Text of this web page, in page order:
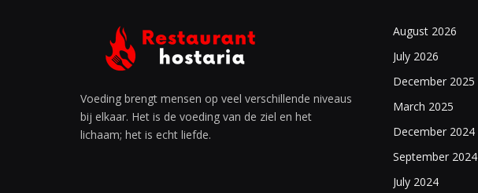
Voeding brengt mensen op veel verschillende niveaus
bij elkaar. Het is de voeding van de ziel en het
lichaam; het is echt liefde.
August 2026
July 2026
December 2025
March 2025
December 2024
September 2024
July 2024